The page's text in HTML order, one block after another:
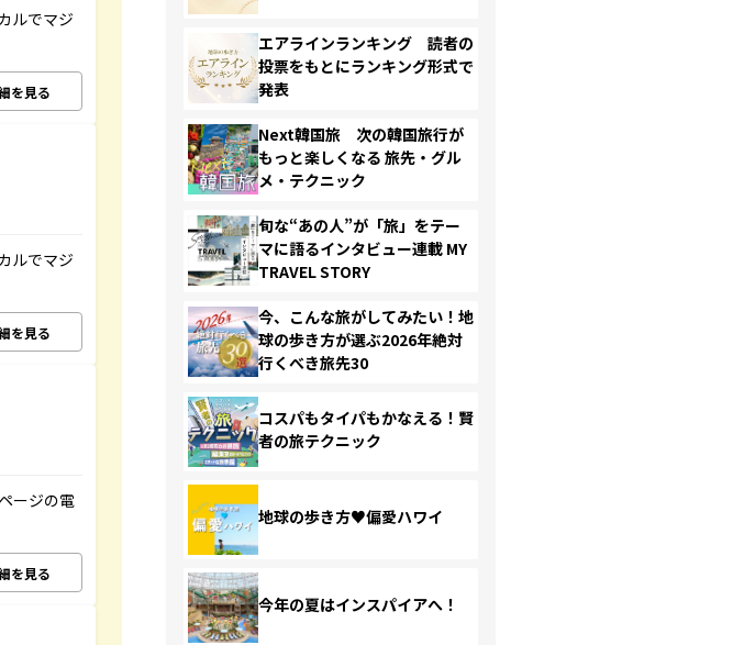
ルでマジ
を見る
ルでマジ
を見る
ージの電
を見る
エアラインランキング 読者の
投票をもとにランキング形式で
発表
Next韓国旅 次の韓国旅行が
もっと楽しくなる 旅先・グル
メ・テクニック
旬な“あの人”が「旅」をテー
マに語るインタビュー連載 MY
TRAVEL STORY
今、こんな旅がしてみたい！地
球の歩き方が選ぶ2026年絶対
行くべき旅先30
コスパもタイパもかなえる！賢
者の旅テクニック
地球の歩き方♥偏愛ハワイ
今年の夏はインスパイアへ！